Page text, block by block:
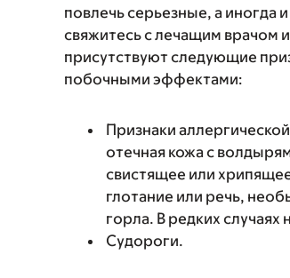
повлечь серьезные, а
свяжитесь с лечащим врачом
присутствуют следующие
побочными эффектами:
Признаки
отечная кожа с
свистящее или
глотание или речь,
горла. В редких
Судороги.